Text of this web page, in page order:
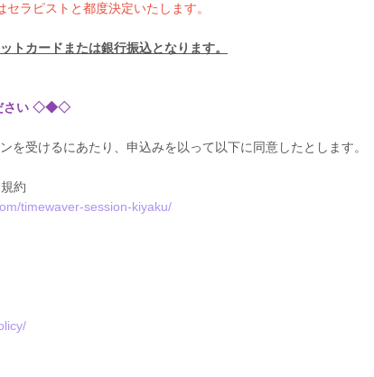
ラピストと都度決定いたします。
トカードまたは銀行振込となります。
さい ◇◆◇
を受けるにあたり、申込みを以って以下に同意したとします。
約
timewaver-session-kiyaku/